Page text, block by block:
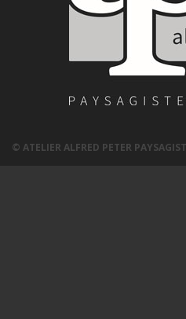
© ATELIER ALFRED PETER